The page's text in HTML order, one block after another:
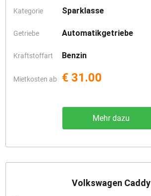
Kategorie Sparklasse
Getriebe Automatikgetriebe
Kraftstoffart Benzin
Mietkosten ab € 31.00
Mehr dazu
Volkswagen Caddy